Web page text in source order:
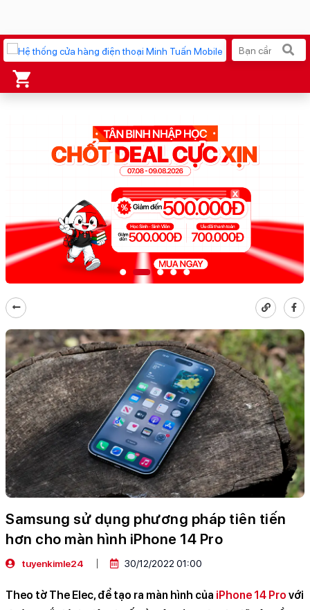
iPhone 17 Pro Max MacBook Neo giá tốt
AirTag 2 Mới Galaxy Z8 Series
OPPO Reno16
Apple Watch S11 Ốp lưng Pitaka
Osmo Pocket 4 Ốp lưng Apple
Loa Marshall Cốc sạc Apple
Samsung sử dụng phương pháp tiên tiến
hơn cho màn hình iPhone 14 Pro
tuyenkimle24 30/12/2022 01:00
Theo tờ The Elec, để tạo ra màn hình của iPhone 14 Pro với